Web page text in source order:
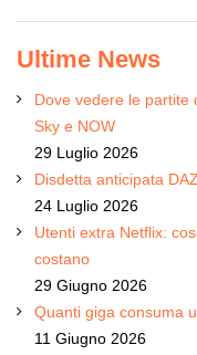
Ultime News
Dove vedere le partite
Sky e NOW
29 Luglio 2026
Disdetta anticipata
24 Luglio 2026
Utenti extra Netflix:
costano
29 Giugno 2026
Quanti giga consuma
11 Giugno 2026